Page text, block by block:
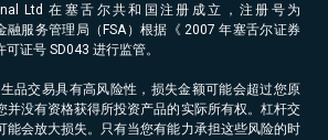
Ltd 在塞舌尔共和国注册成立，注册号为
融服务管理局（FSA）根据《 2007 年塞舌尔证券
证号 SD043 进行监管。
品交易具有高风险性，损失金额可能会超过您原
并没有资格获得所投资产品的实际所有权。杠杆交
能会放大损失。只有当您有能力承担这些风险的时